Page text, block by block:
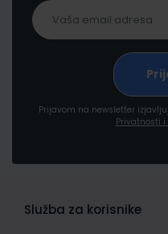
Prijavom na newsletter
Privatnosti
Služba za korisnike